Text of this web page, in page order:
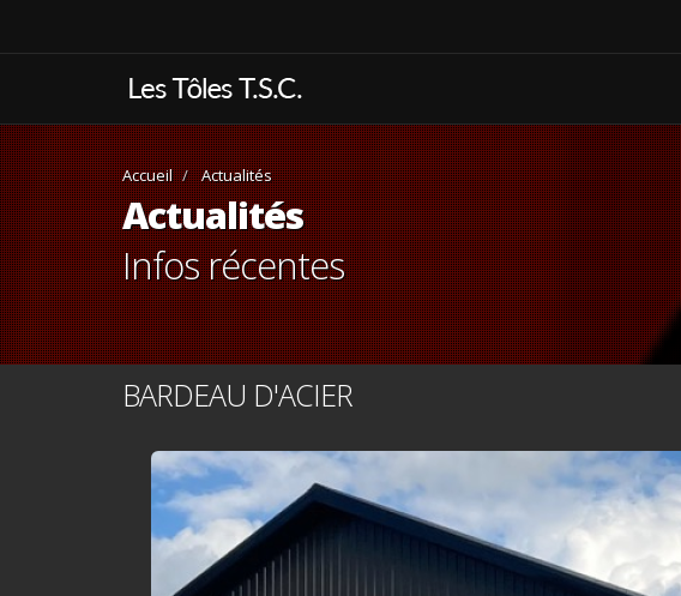
Accueil Actualités
Actualités
Infos récentes
BARDEAU D'ACIER